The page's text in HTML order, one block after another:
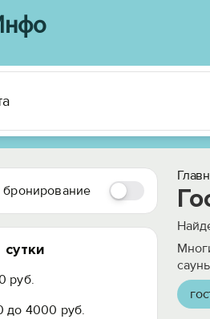
бронирование
руб.
до 4000 руб.